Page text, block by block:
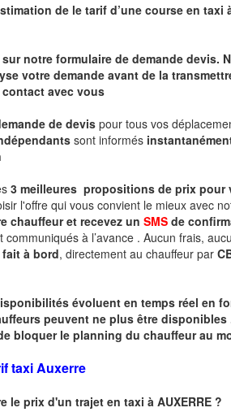
de le tarif d’une course en taxi
notre formulaire de demande devis.
votre demande avant de la
avec vous
de devis pour tous vos
sont informés
3 meilleures propositions de prix pour
l'offre qui vous convient le mieux avec
chauffeur et recevez un SMS de
communiqués à l’avance . Aucun frais,
à bord, directement au chauffeur par
évoluent en temps réel en
peuvent ne plus être
bloquer le planning du chauffeur au
taxi Auxerre
le prix d'un trajet en taxi à AUXERRE ?